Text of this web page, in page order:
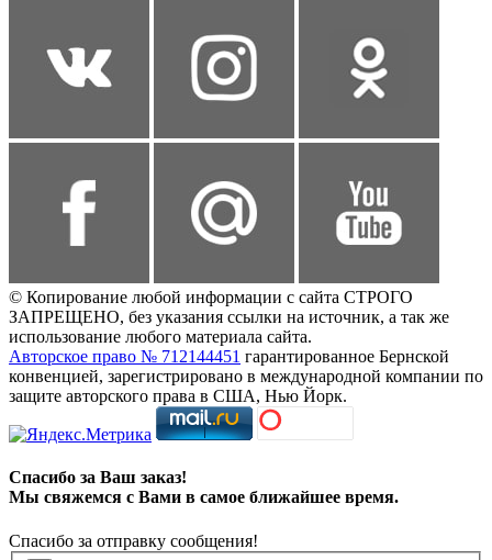
© Копирование любой информации с сайта СТРОГО
ЗАПРЕЩЕНО, без указания ссылки на источник, а так же
использование любого материала сайта.
Авторское право № 712144451 гарантированное Бернской
конвенцией, зарегистрировано в международной компании по
защите авторского права в США, Нью Йорк.
Спасибо за Ваш заказ!
Мы свяжемся с Вами в самое ближайшее время.
Спасибо за отправку сообщения!